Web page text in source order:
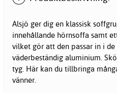
Alsjö ger dig en klassisk
innehållande hörnsoffa samt
vilket gör att den passar in i
väderbeständig aluminium.
tyg. Här kan du tillbringa
vänner.